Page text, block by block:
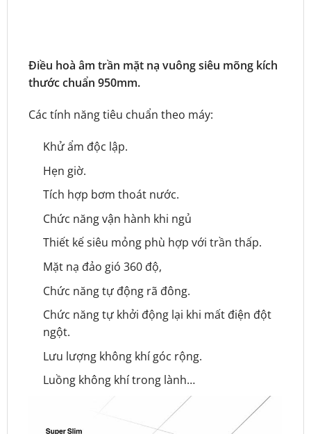
Điều hoà âm trần mặt nạ vuông siêu mõng kích
thước chuẩn 950mm.
Các tính năng tiêu chuẩn theo máy:
Khử ẩm độc lập.
Hẹn giờ.
Tích hợp bơm thoát nước.
Chức năng vận hành khi ngủ
Thiết kế siêu mỏng phù hợp với trần thấp.
Mặt nạ đảo gió 360 độ,
Chức năng tự động rã đông.
Chức năng tự khởi động lại khi mất điện đột
ngột.
Lưu lượng không khí góc rộng.
Luồng không khí trong lành…